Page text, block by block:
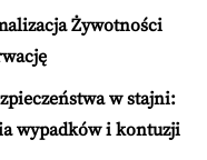
Żywotności
w stajni:
wypadków i kontuzji